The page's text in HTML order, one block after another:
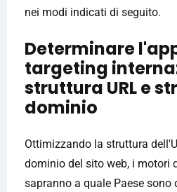
nei modi indicati di seguito.
Determinare
targeting
struttura URL e
dominio
Ottimizzando la struttura
dominio del sito web, i motori
sapranno a quale Paese sono